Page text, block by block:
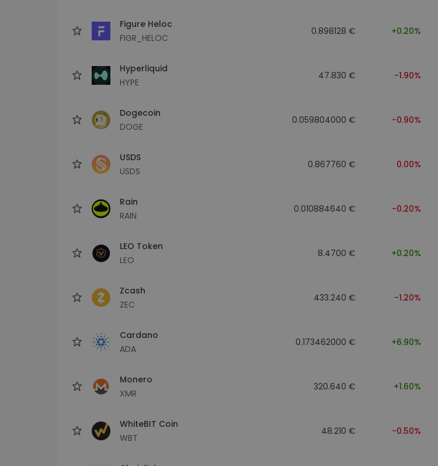
Figure Heloc
FIGR_HELOC
0.898128 € +0.20%
Hyperliquid
HYPE
47.830 € -1.90%
Dogecoin
DOGE
0.059804000 € -0.90%
USDS
USDS
0.867760 € 0.00%
Rain
RAIN
0.010884640 € -0.20%
LEO Token
LEO
8.4700 € +0.20%
Zcash
ZEC
433.240 € -1.20%
Cardano
ADA
0.173462000 € +6.90%
Monero
XMR
320.640 € +1.60%
WhiteBIT Coin
WBT
48.210 € -0.50%